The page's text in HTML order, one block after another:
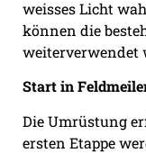
weisses Licht
können die
weiterverwendet
Start in
Die Umrüstung
ersten Etappe